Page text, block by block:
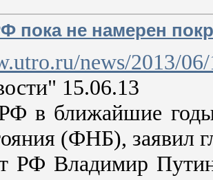
пока не намерен
news/2013/
15.06.13
в ближайшие годы
(ФНБ), заявил
РФ Владимир Путин